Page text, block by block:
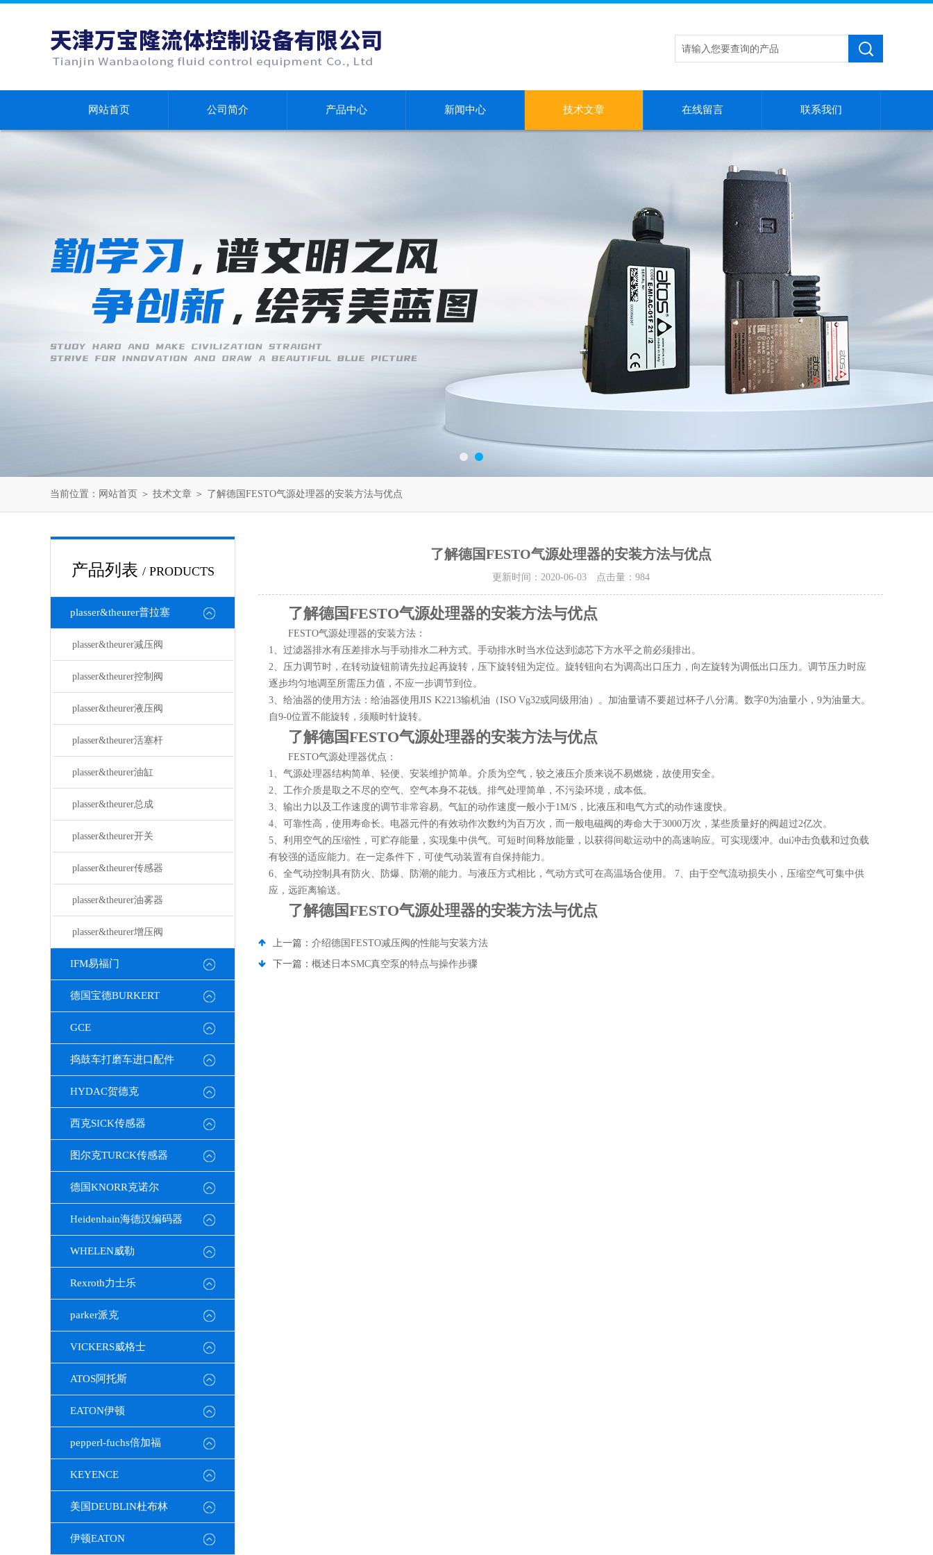
网站首页 公司简介 产品中心 新闻中心 技术文章 在线留言 联系我们
当前位置： 网站首页 ＞ 技术文章 ＞ 了解德国FESTO气源处理器的安装方法与优点
产品列表 / PRODUCTS
plasser&theurer普拉塞
plasser&theurer减压阀
plasser&theurer控制阀
plasser&theurer液压阀
plasser&theurer活塞杆
plasser&theurer油缸
plasser&theurer总成
plasser&theurer开关
plasser&theurer传感器
plasser&theurer油雾器
plasser&theurer增压阀
IFM易福门
德国宝德BURKERT
GCE
捣鼓车打磨车进口配件
HYDAC贺德克
西克SICK传感器
图尔克TURCK传感器
德国KNORR克诺尔
Heidenhain海德汉编码器
WHELEN威勒
Rexroth力士乐
parker派克
VICKERS威格士
ATOS阿托斯
EATON伊顿
pepperl-fuchs倍加福
KEYENCE
美国DEUBLIN杜布林
伊顿EATON
了解德国FESTO气源处理器的安装方法与优点
更新时间：2020-06-03 点击量： 984
了解德国FESTO气源处理器的安装方法与优点
FESTO气源处理器的安装方法：
1、过滤器排水有压差排水与手动排水二种方式。手动排水时当水位达到滤芯下方水平之前必须排出。
2、压力调节时，在转动旋钮前请先拉起再旋转，压下旋转钮为定位。旋转钮向右为调高出口压力，向左旋转为调低出口压力。调节压力时应
逐步均匀地调至所需压力值，不应一步调节到位。
3、给油器的使用方法：给油器使用JIS K2213输机油（ISO Vg32或同级用油）。加油量请不要超过杯子八分满。数字0为油量小，9为油量大。
自9-0位置不能旋转，须顺时针旋转。
了解德国FESTO气源处理器的安装方法与优点
FESTO气源处理器优点：
1、气源处理器结构简单、轻便、安装维护简单。介质为空气，较之液压介质来说不易燃烧，故使用安全。
2、工作介质是取之不尽的空气、空气本身不花钱。排气处理简单，不污染环境，成本低。
3、输出力以及工作速度的调节非常容易。气缸的动作速度一般小于1M/S，比液压和电气方式的动作速度快。
4、可靠性高，使用寿命长。电器元件的有效动作次数约为百万次，而一般电磁阀的寿命大于3000万次，某些质量好的阀超过2亿次。
5、利用空气的压缩性，可贮存能量，实现集中供气。可短时间释放能量，以获得间歇运动中的高速响应。可实现缓冲。dui冲击负载和过负载
有较强的适应能力。在一定条件下，可使气动装置有自保持能力。
6、全气动控制具有防火、防爆、防潮的能力。与液压方式相比，气动方式可在高温场合使用。 7、由于空气流动损失小，压缩空气可集中供
应，远距离输送。
了解德国FESTO气源处理器的安装方法与优点
上一篇： 介绍德国FESTO减压阀的性能与安装方法
下一篇： 概述日本SMC真空泵的特点与操作步骤